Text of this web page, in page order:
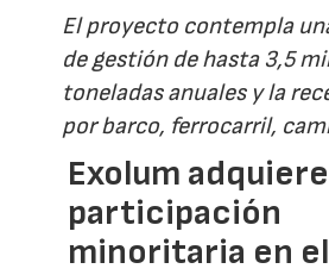
El proyecto contempla
de gestión de hasta 3,5
toneladas anuales y la
por barco, ferrocarril,
Exolum
participación
minoritaria en el